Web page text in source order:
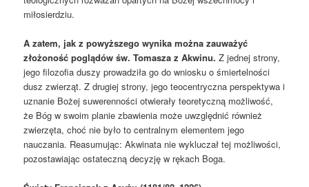
miłosierdziu.
A zatem, jak z powyższego wynika można zauważyć
złożoność poglądów św. Tomasza z Akwinu. Z jednej strony,
jego filozofia duszy prowadziła go do wniosku o śmiertelności
dusz zwierząt. Z drugiej strony, jego teocentryczna perspektywa i
uznanie Bożej suwerenności otwierały teoretyczną możliwość,
że Bóg w swoim planie zbawienia może uwzględnić również
zwierzęta, choć nie było to centralnym elementem jego
nauczania. Reasumując: Akwinata nie wykluczał tej możliwości,
pozostawiając ostateczną decyzję w rękach Boga.